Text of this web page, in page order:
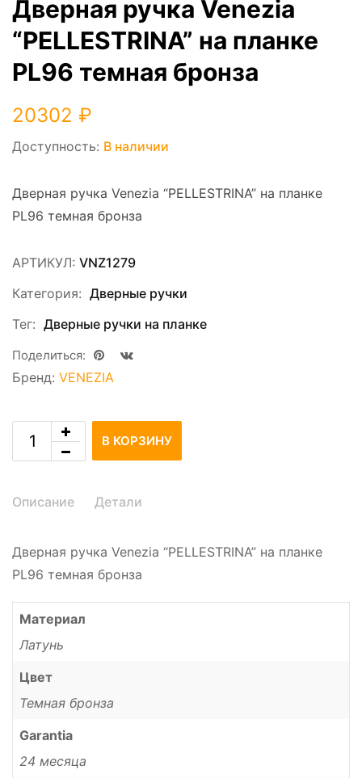
Дверная ручка Venezia
“PELLESTRINA” на планке
PL96 темная бронза
20302 ₽
Доступность: В наличии
Дверная ручка Venezia “PELLESTRINA” на планке
PL96 темная бронза
АРТИКУЛ: VNZ1279
Категория: Дверные ручки
Тег: Дверные ручки на планке
Поделиться:
Бренд: VENEZIA
В КОРЗИНУ
Описание Детали
Дверная ручка Venezia “PELLESTRINA” на планке
PL96 темная бронза
Материал
Латунь
Цвет
Темная бронза
Garantia
24 месяца